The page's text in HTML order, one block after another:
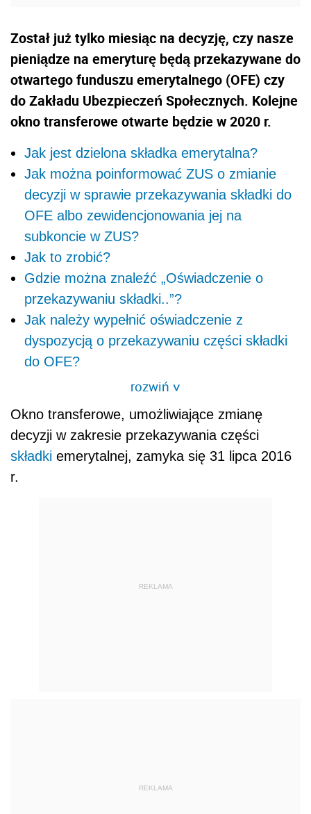
Został już tylko miesiąc na decyzję, czy nasze
pieniądze na emeryturę będą przekazywane do
otwartego funduszu emerytalnego (OFE) czy
do Zakładu Ubezpieczeń Społecznych. Kolejne
okno transferowe otwarte będzie w 2020 r.
Jak jest dzielona składka emerytalna?
Jak można poinformować ZUS o zmianie
decyzji w sprawie przekazywania składki do
OFE albo zewidencjonowania jej na
subkoncie w ZUS?
Jak to zrobić?
Gdzie można znaleźć „Oświadczenie o
przekazywaniu składki..”?
Jak należy wypełnić oświadczenie z
dyspozycją o przekazywaniu części składki
do OFE?
rozwiń>
Okno transferowe, umożliwiające zmianę
decyzji w zakresie przekazywania części
składki emerytalnej, zamyka się 31 lipca 2016
r.
REKLAMA
REKLAMA